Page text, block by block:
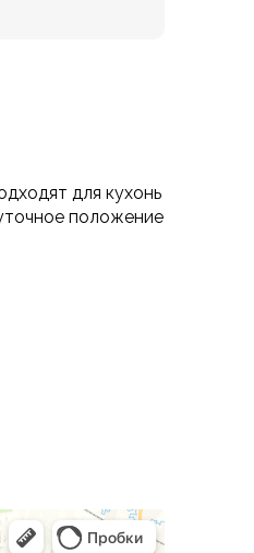
для кухонь
положение
и кухонь-